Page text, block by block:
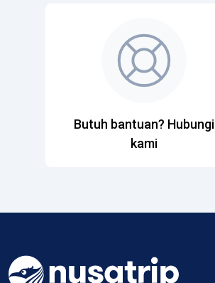
Butuh bantuan? Hubungi
kami